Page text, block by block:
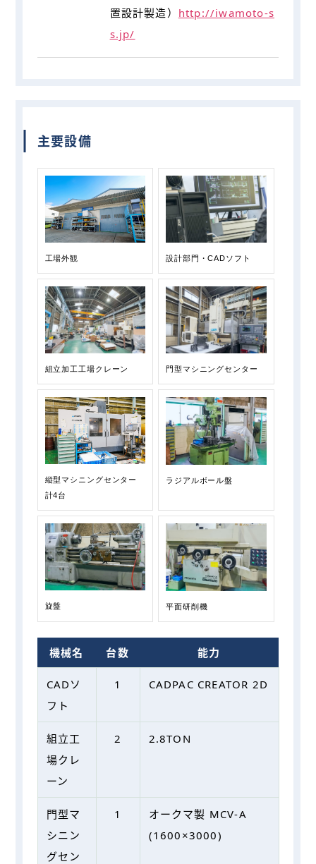
置設計製造） http://iwamoto-s
s.jp/
主要設備
工場外観 設計部門・CADソフト
組立加工工場クレーン ⾨型マシニングセンター
縦型マシニングセンター
計4台
ラジアルボール盤
旋盤 平⾯研削機
機械名 台数 能力
CADソ
フト
1 CADPAC CREATOR 2D
組立工
場クレ
ーン
2 2.8TON
⾨型マ
シニン
グセン
1
オークマ製 MCV-A
(1600×3000)